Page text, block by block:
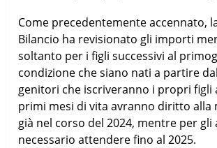
Come precedentemente accennato,
Bilancio ha revisionato gli importi
soltanto per i figli successivi al
condizione che siano nati a partire
genitori che iscriveranno i propri figli
primi mesi di vita avranno diritto alla
già nel corso del 2024, mentre per gli
necessario attendere fino al 2025.